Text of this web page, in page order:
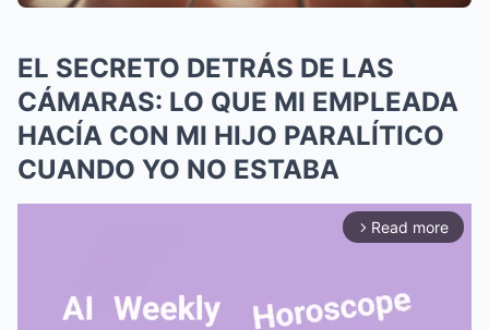
EL SECRETO DETRÁS DE LAS
CÁMARAS: LO QUE MI EMPLEADA
HACÍA CON MI HIJO PARALÍTICO
CUANDO YO NO ESTABA
arrow_forward_ios Read more